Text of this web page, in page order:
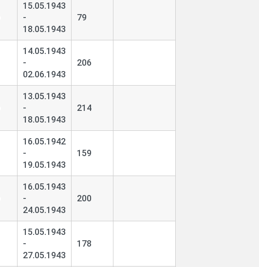
15.05.1943
-
18.05.1943
79
14.05.1943
-
02.06.1943
206
13.05.1943
-
18.05.1943
214
16.05.1942
-
19.05.1943
159
16.05.1943
-
24.05.1943
200
15.05.1943
-
27.05.1943
178